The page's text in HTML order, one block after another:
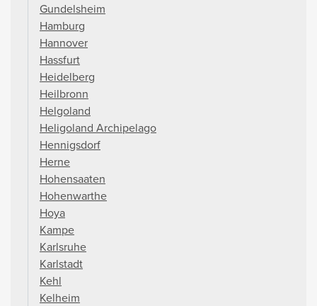
Gundelsheim
Hamburg
Hannover
Hassfurt
Heidelberg
Heilbronn
Helgoland
Heligoland Archipelago
Hennigsdorf
Herne
Hohensaaten
Hohenwarthe
Hoya
Kampe
Karlsruhe
Karlstadt
Kehl
Kelheim